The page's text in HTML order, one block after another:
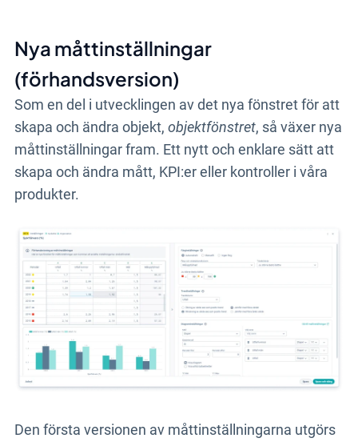
Nya måttinställningar
(förhandsversion)
Som en del i utvecklingen av det nya fönstret för att
skapa och ändra objekt, objektfönstret, så växer nya
måttinställningar fram. Ett nytt och enklare sätt att
skapa och ändra mått, KPI:er eller kontroller i våra
produkter.
Den första versionen av måttinställningarna utgörs